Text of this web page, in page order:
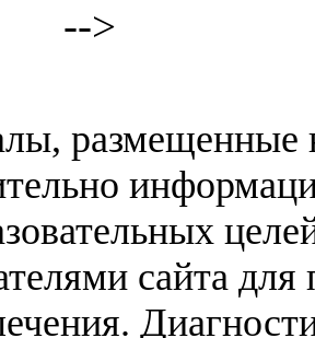
-->
размещенные
сайта